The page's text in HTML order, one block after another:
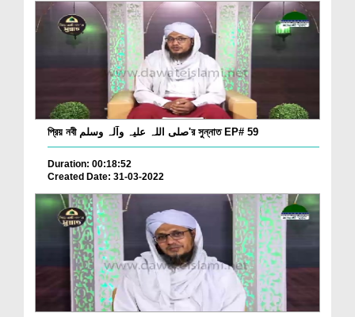
প্রিয় নবী صلی اللہ علیہ وآلہ وسلم'র সুন্নাত EP# 59
Duration: 00:18:52
Created Date: 31-03-2022